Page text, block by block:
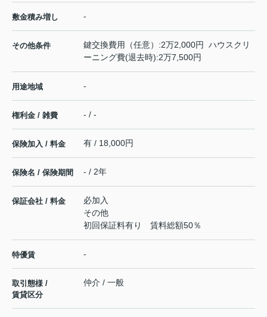
敷金積み増し -
その他条件
鍵交換費用（任意）:2万2,000円 ハウスクリ
ーニング費(退去時):2万7,500円
用途地域 -
権利金 / 雑費 - / -
保険加入 / 料金 有 / 18,000円
保険名 / 保険期間 - / 2年
保証会社 / 料金
必加入
その他
初回保証料有り 賃料総額50％
特優賃 -
取引態様 /
賃貸区分
仲介 / 一般